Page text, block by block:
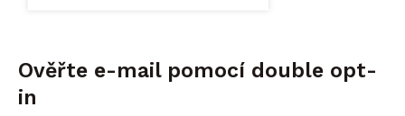
Ověřte e-mail pomocí double opt-
in